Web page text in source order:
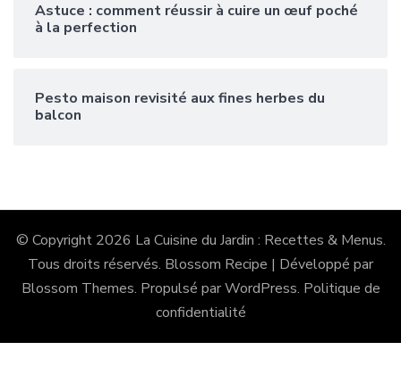
Astuce : comment réussir à cuire un œuf poché
à la perfection
Pesto maison revisité aux fines herbes du
balcon
© Copyright 2026 La Cuisine du Jardin : Recettes & Menus.
Tous droits réservés. Blossom Recipe | Développé par
Blossom Themes. Propulsé parWordPress. Politique de
confidentialité